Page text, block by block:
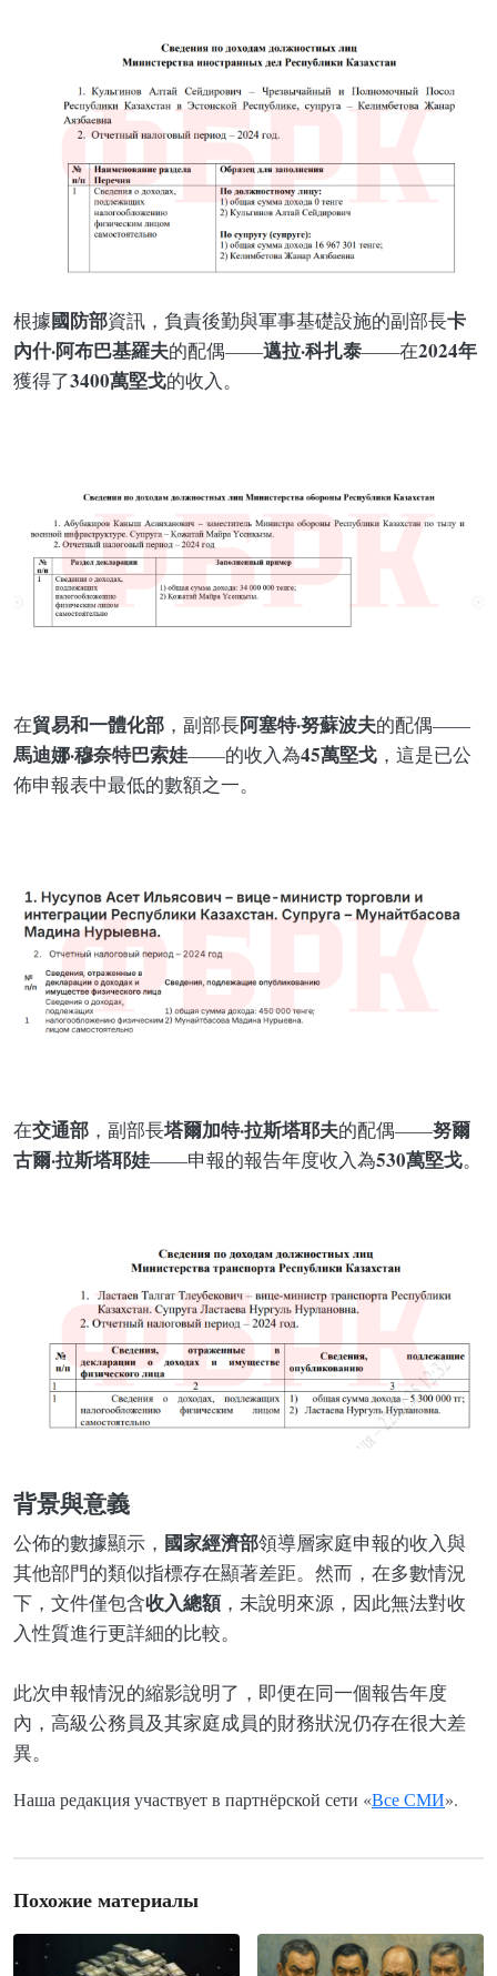
根據國防部資訊，負責後勤與軍事基礎設施的副部長卡
內什·阿布巴基羅夫的配偶——邁拉·科扎泰——在2024年
獲得了3400萬堅戈的收入。
在貿易和一體化部 ，副部長阿塞特·努蘇波夫的配偶——
馬迪娜·穆奈特巴索娃——的收入為45萬堅戈 ，這是已公
佈申報表中最低的數額之一。
在交通部 ，副部長塔爾加特·拉斯塔耶夫的配偶——努爾
古爾·拉斯塔耶娃——申報的報告年度收入為530萬堅戈。
背景與意義
公佈的數據顯示， 國家經濟部領導層家庭申報的收入與
其他部門的類似指標存在顯著差距。然而，在多數情況
下，文件僅包含收入總額，未說明來源，因此無法對收
入性質進行更詳細的比較。
此次申報情況的縮影說明了，即便在同一個報告年度
內，高級公務員及其家庭成員的財務狀況仍存在很大差
異。
Наша редакция участвует в партнёрской сети «Все СМИ».
Похожие материалы